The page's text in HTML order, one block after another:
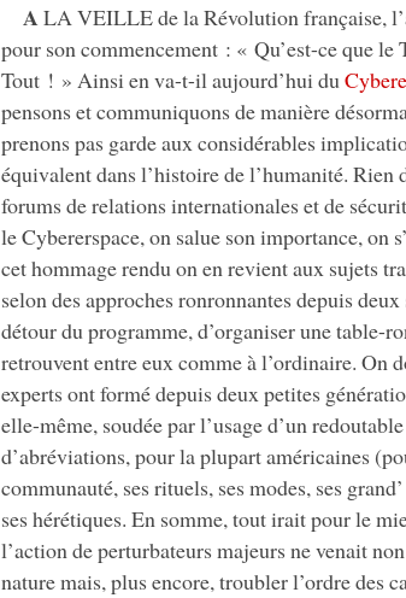
ALA VEILLE de la Révolution française,
pour son commencement : « Qu’est-ce que
Tout ! » Ainsi en va-t-il aujourd’hui du
pensons et communiquons de manière
prenons pas garde aux considérables
équivalent dans l’histoire de l’humanité. Rien
forums de relations internationales et de
le Cybererspace, on salue son importance, on
cet hommage rendu on en revient aux sujets
selon des approches ronronnantes depuis
détour du programme, d’organiser une table-
retrouvent entre eux comme à l’ordinaire. On
experts ont formé depuis deux petites
elle-même, soudée par l’usage d’un
d’abréviations, pour la plupart américaines
communauté, ses rituels, ses modes, ses
ses hérétiques. En somme, tout irait pour le
l’action de perturbateurs majeurs ne venait
nature mais, plus encore, troubler l’ordre des